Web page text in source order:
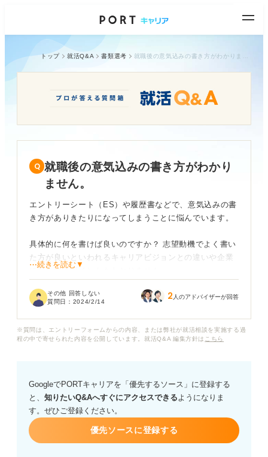
トップ 就活Q&A 書類選考
就職後の意気込みの書き方がわかり
ません。
エントリーシート（ES）や履歴書などで、意気込みの書
き方がありきたりになってしまうことに悩んでいます。
具体的に何を書けば良いのですか？ 志望動機でよく書い
た方が良いといわれるキャリアビジョンとの違いや企業
に見られるポイントもわかりません。
就活生の就職意欲なんて皆同じくらいあるだろうし、意
⋯続きを読む▼
その他 回答しない
質問日： 2024/2/14 2 人のアドバイザーが回答
※質問は、エントリーフォームからの内容、または弊社が就活相談を実施する過
程の中で寄せられた内容を公開しています。就活Q&A 編集方針は こちら
GoogleでPORTキャリアを「優先するソース」に登録する
と、 知りたいQ&Aへすぐにアクセスできるようになりま
す。ぜひご登録ください。
優先ソースに登録する